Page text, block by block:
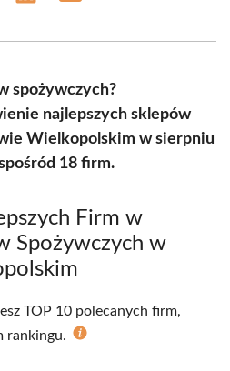
spożywczych?
najlepszych sklepów
Wielkopolskim w sierpniu
18 firm.
Firm w
Spożywczych w
TOP 10 polecanych firm,
rankingu.